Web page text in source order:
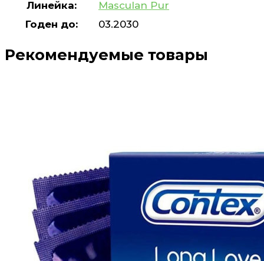
Линейка:
Masculan Pur
Годен до:
03.2030
Рекомендуемые товары